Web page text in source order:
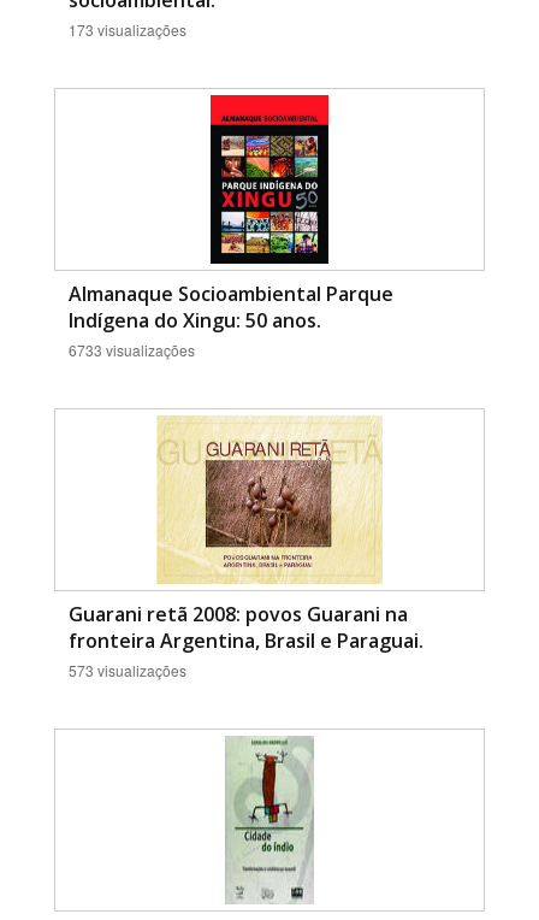
173 visualizações
Almanaque Socioambiental Parque
Indígena do Xingu: 50 anos.
6733 visualizações
Guarani retã 2008: povos Guarani na
fronteira Argentina, Brasil e Paraguai.
573 visualizações